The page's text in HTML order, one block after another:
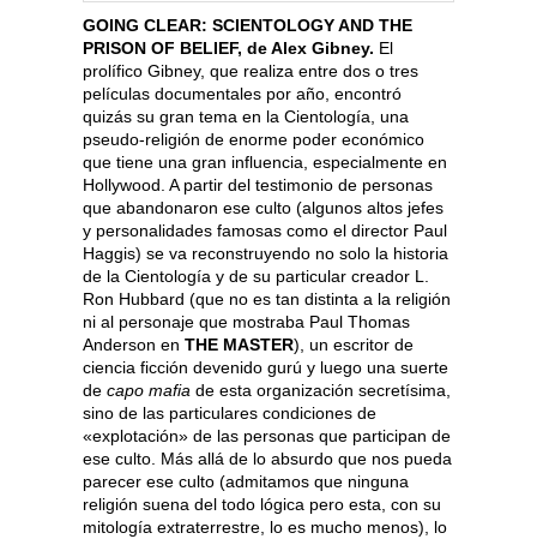
GOING CLEAR: SCIENTOLOGY AND THE
PRISON OF BELIEF, de Alex Gibney. El
prolífico Gibney, que realiza entre dos o tres
películas documentales por año, encontró
quizás su gran tema en la Cientología, una
pseudo-religión de enorme poder económico
que tiene una gran influencia, especialmente en
Hollywood. A partir del testimonio de personas
que abandonaron ese culto (algunos altos jefes
y personalidades famosas como el director Paul
Haggis) se va reconstruyendo no solo la historia
de la Cientología y de su particular creador L.
Ron Hubbard (que no es tan distinta a la religión
ni al personaje que mostraba Paul Thomas
Anderson en THE MASTER), un escritor de
ciencia ficción devenido gurú y luego una suerte
de capo mafia de esta organización secretísima,
sino de las particulares condiciones de
«explotación» de las personas que participan de
ese culto. Más allá de lo absurdo que nos pueda
parecer ese culto (admitamos que ninguna
religión suena del todo lógica pero esta, con su
mitología extraterrestre, lo es mucho menos), lo